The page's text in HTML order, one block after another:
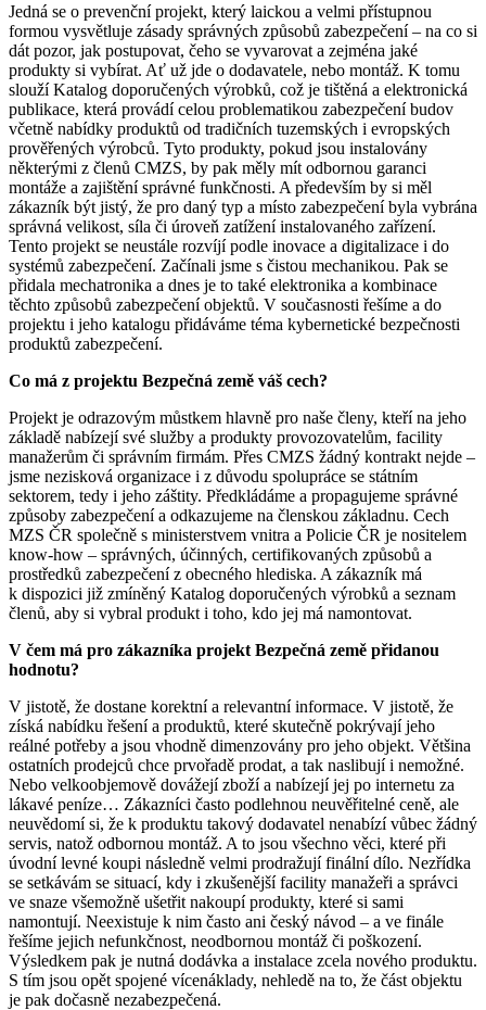
Jedná se o prevenční projekt, který laickou a velmi přístupnou
formou vysvětluje zásady správných způsobů zabezpečení – na co si
dát pozor, jak postupovat, čeho se vyvarovat a zejména jaké
produkty si vybírat. Ať už jde o dodavatele, nebo montáž. K tomu
slouží Katalog doporučených výrobků, což je tištěná a elektronická
publikace, která provádí celou problematikou zabezpečení budov
včetně nabídky produktů od tradičních tuzemských i evropských
prověřených výrobců. Tyto produkty, pokud jsou instalovány
některými z členů CMZS, by pak měly mít odbornou garanci
montáže a zajištění správné funkčnosti. A především by si měl
zákazník být jistý, že pro daný typ a místo zabezpečení byla vybrána
správná velikost, síla či úroveň zatížení instalovaného zařízení.
Tento projekt se neustále rozvíjí podle inovace a digitalizace i do
systémů zabezpečení. Začínali jsme s čistou mechanikou. Pak se
přidala mechatronika a dnes je to také elektronika a kombinace
těchto způsobů zabezpečení objektů. V současnosti řešíme a do
projektu i jeho katalogu přidáváme téma kybernetické bezpečnosti
produktů zabezpečení.
Co má z projektu Bezpečná země váš cech?
Projekt je odrazovým můstkem hlavně pro naše členy, kteří na jeho
základě nabízejí své služby a produkty provozovatelům, facility
manažerům či správním firmám. Přes CMZS žádný kontrakt nejde –
jsme nezisková organizace i z důvodu spolupráce se státním
sektorem, tedy i jeho záštity. Předkládáme a propagujeme správné
způsoby zabezpečení a odkazujeme na členskou základnu. Cech
MZS ČR společně s ministerstvem vnitra a Policie ČR je nositelem
know-how – správných, účinných, certifikovaných způsobů a
prostředků zabezpečení z obecného hlediska. A zákazník má
k dispozici již zmíněný Katalog doporučených výrobků a seznam
členů, aby si vybral produkt i toho, kdo jej má namontovat.
V čem má pro zákazníka projekt Bezpečná země přidanou
hodnotu?
V jistotě, že dostane korektní a relevantní informace. V jistotě, že
získá nabídku řešení a produktů, které skutečně pokrývají jeho
reálné potřeby a jsou vhodně dimenzovány pro jeho objekt. Většina
ostatních prodejců chce prvořadě prodat, a tak naslibují i nemožné.
Nebo velkoobjemově dovážejí zboží a nabízejí jej po internetu za
lákavé peníze… Zákazníci často podlehnou neuvěřitelné ceně, ale
neuvědomí si, že k produktu takový dodavatel nenabízí vůbec žádný
servis, natož odbornou montáž. A to jsou všechno věci, které při
úvodní levné koupi následně velmi prodražují finální dílo. Nezřídka
se setkávám se situací, kdy i zkušenější facility manažeři a správci
ve snaze všemožně ušetřit nakoupí produkty, které si sami
namontují. Neexistuje k nim často ani český návod – a ve finále
řešíme jejich nefunkčnost, neodbornou montáž či poškození.
Výsledkem pak je nutná dodávka a instalace zcela nového produktu.
S tím jsou opět spojené vícenáklady, nehledě na to, že část objektu
je pak dočasně nezabezpečená.